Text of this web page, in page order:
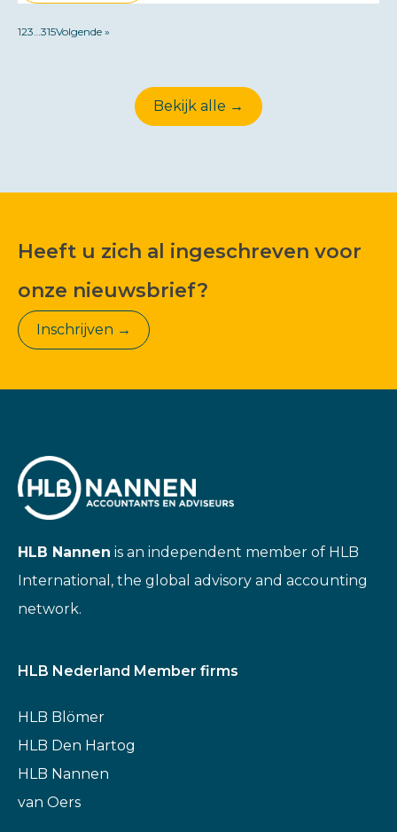
123 315Volgende »
Bekijk alle →
Heeft u zich al ingeschreven voor
onze nieuwsbrief?
Inschrijven →
HLB Nannen is an independent member of HLB
International, the global advisory and accounting
network.
HLB Nederland Member firms
HLB Blömer
HLB Den Hartog
HLB Nannen
van Oers